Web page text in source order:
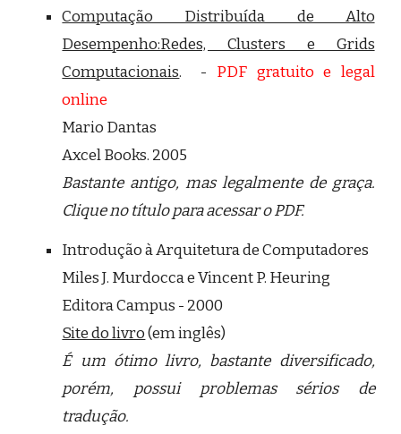
Computação Distribuída de Alto
Desempenho:Redes, Clusters e Grids
Computacionais. - PDF gratuito e legal
online
Mario Dantas
Axcel Books. 2005
Bastante antigo, mas legalmente de graça.
Clique no título para acessar o PDF.
Introdução à Arquitetura de Computadores
Miles J. Murdocca e Vincent P. Heuring
Editora Campus - 2000
Site do livro(em inglês)
É um ótimo livro, bastante diversificado,
porém, possui problemas sérios de
tradução.